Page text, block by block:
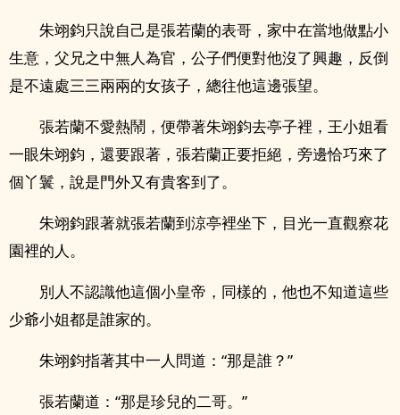
朱翊鈞只說自己是張若蘭的表哥，家中在當地做點小
生意，父兄之中無人為官，公子們便對他沒了興趣，反倒
是不遠處三三兩兩的女孩子，總往他這邊張望。
張若蘭不愛熱鬧，便帶著朱翊鈞去亭子裡，王小姐看
一眼朱翊鈞，還要跟著，張若蘭正要拒絕，旁邊恰巧來了
個丫鬟，說是門外又有貴客到了。
朱翊鈞跟著就張若蘭到涼亭裡坐下，目光一直觀察花
園裡的人。
別人不認識他這個小皇帝，同樣的，他也不知道這些
少爺小姐都是誰家的。
朱翊鈞指著其中一人問道：“那是誰？”
張若蘭道：“那是珍兒的二哥。”